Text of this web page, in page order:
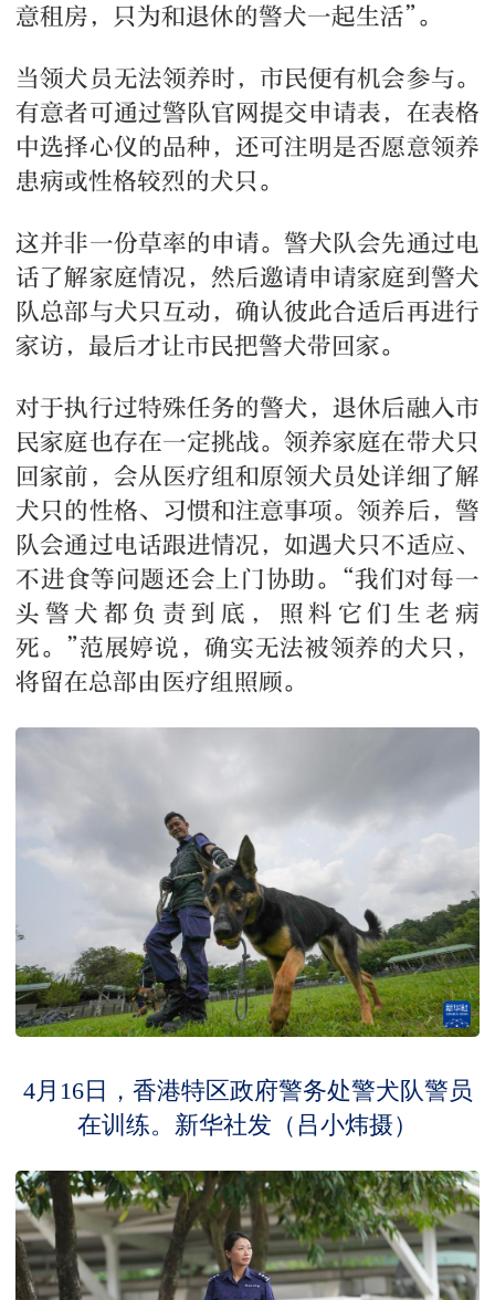
意租房，只为和退休的警犬一起生活”。
当领犬员无法领养时，市民便有机会参与。
有意者可通过警队官网提交申请表，在表格
中选择心仪的品种，还可注明是否愿意领养
患病或性格较烈的犬只。
这并非一份草率的申请。警犬队会先通过电
话了解家庭情况，然后邀请申请家庭到警犬
队总部与犬只互动，确认彼此合适后再进行
家访，最后才让市民把警犬带回家。
对于执行过特殊任务的警犬，退休后融入市
民家庭也存在一定挑战。领养家庭在带犬只
回家前，会从医疗组和原领犬员处详细了解
犬只的性格、习惯和注意事项。领养后，警
队会通过电话跟进情况，如遇犬只不适应、
不进食等问题还会上门协助。“我们对每一
头警犬都负责到底，照料它们生老病
死。”范展婷说，确实无法被领养的犬只，
将留在总部由医疗组照顾。
4月16日，香港特区政府警务处警犬队警员
在训练。新华社发（吕小炜摄）